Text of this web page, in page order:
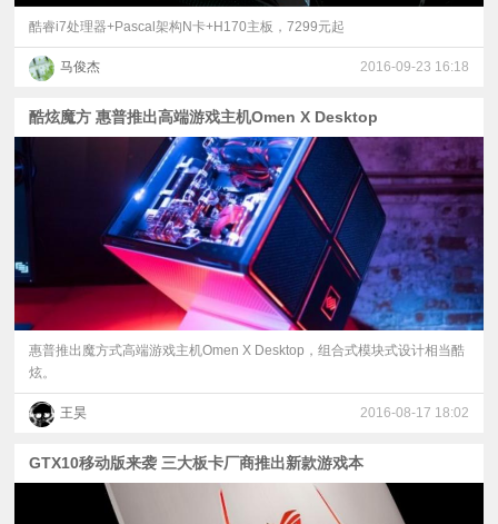
酷睿i7处理器+Pascal架构N卡+H170主板，7299元起
马俊杰 2016-09-23 16:18
酷炫魔方 惠普推出高端游戏主机Omen X Desktop
惠普推出魔方式高端游戏主机Omen X Desktop，组合式模块式设计相当酷
炫。
王昊 2016-08-17 18:02
GTX10移动版来袭 三大板卡厂商推出新款游戏本